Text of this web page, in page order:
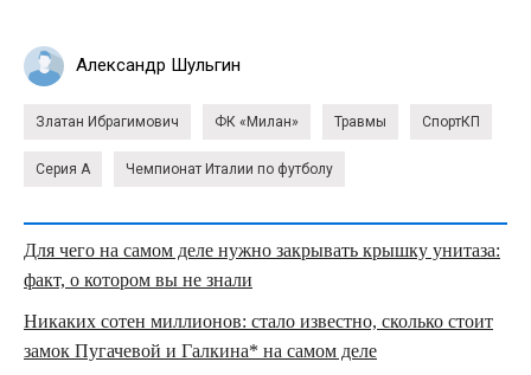
Александр Шульгин
Златан Ибрагимович ФК «Милан» Травмы СпортКП
Серия А Чемпионат Италии по футболу
Для чего на самом деле нужно закрывать крышку унитаза:
факт, о котором вы не знали
Никаких сотен миллионов: стало известно, сколько стоит
замок Пугачевой и Галкина* на самом деле